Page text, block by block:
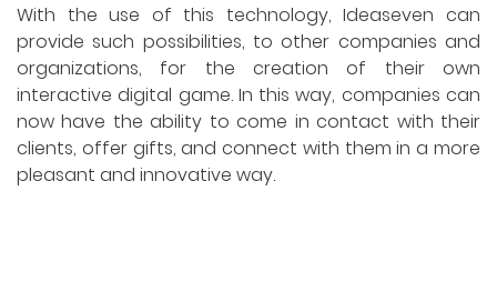
With the use of this technology, Ideaseven can
provide such possibilities, to other companies and
organizations, for the creation of their own
interactive digital game. In this way, companies can
now have the ability to come in contact with their
clients, offer gifts, and connect with them in a more
pleasant and innovative way.